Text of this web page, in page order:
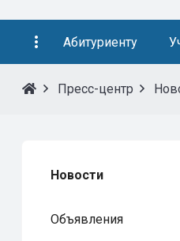
Абитуриенту
Пресс-центр
Новости
Объявления